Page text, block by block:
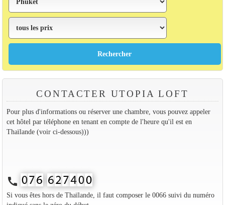
CONTACTER UTOPIA LOFT
Pour plus d'informations ou réserver une chambre, vous pouvez appeler
cet hôtel par téléphone en tenant en compte de l'heure qu'il est en
Thaïlande (voir ci-dessous)))
call
Si vous êtes hors de Thaïlande, il faut composer le 0066 suivi du numéro